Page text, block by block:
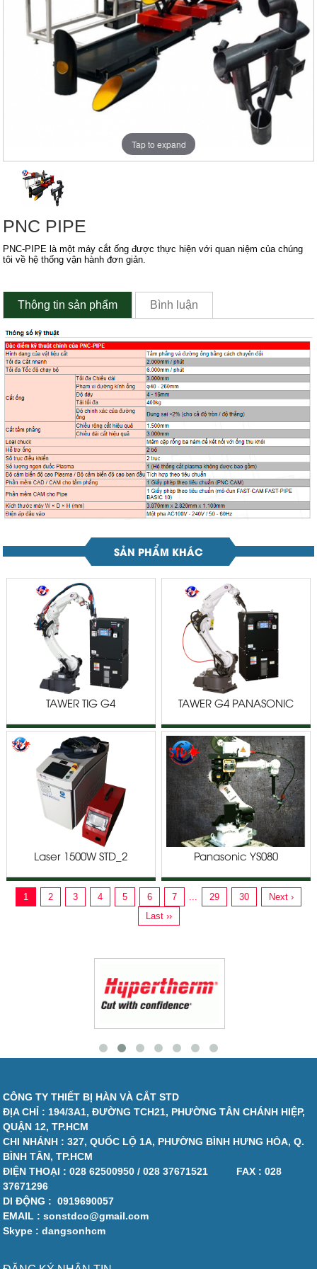
Tap to expand
PNC PIPE
PNC-PIPE là một máy cắt ống được thực hiện với quan niệm của chúng
tôi về hệ thống vận hành đơn giản.
Thông tin sản phẩm Bình luận
SẢN PHẨM KHÁC
TAWER TIG G4
TAWER G4 PANASONIC
Laser 1500W STD_2 Panasonic YS080
1 2 3 4 5 6 7 29 30
Next ›
Last ››
CÔNG TY THIẾT BỊ HÀN VÀ CẮT STD
ĐỊA CHỈ : 194/3A1, ĐƯỜNG TCH21, PHƯỜNG TÂN CHÁNH HIỆP,
QUẬN 12, TP.HCM
CHI NHÁNH : 327, QUỐC LỘ 1A, PHƯỜNG BÌNH HƯNG HÒA, Q.
BÌNH TÂN, TP.HCM
ĐIỆN THOẠI :028 62500950 / 028 37671521 FAX :028
37671296
DI ĐỘNG :0919690057
EMAIL : sonstdco@gmail.com
Skype : dangsonhcm